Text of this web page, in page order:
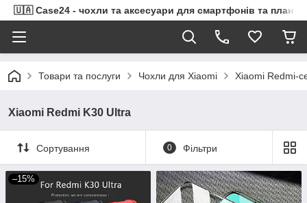
🇺🇦 Case24 - чохли та аксесуари для смартфонів та
Товари та послуги Чохли для Xiaomi Xiaomi Redmi-
Xiaomi Redmi K30 Ultra
Сортування 0 Фільтри
–15%